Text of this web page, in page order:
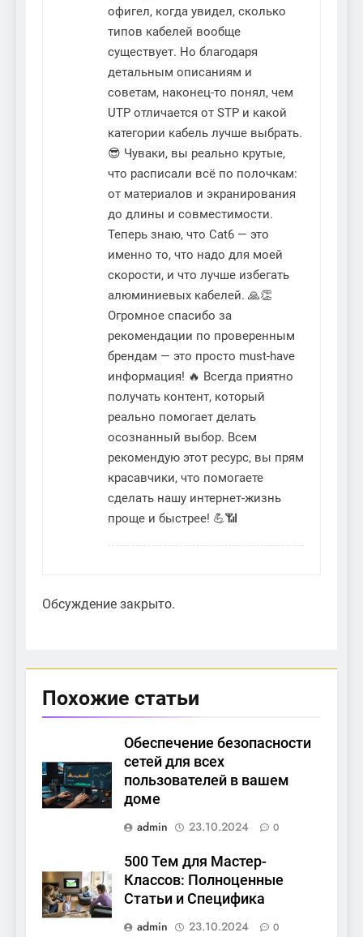
офигел, когда увидел, сколько
типов кабелей вообще
существует. Но благодаря
детальным описаниям и
советам, наконец-то понял, чем
UTP отличается от STP и какой
категории кабель лучше выбрать.
😎 Чуваки, вы реально крутые,
что расписали всё по полочкам:
от материалов и экранирования
до длины и совместимости.
Теперь знаю, что Cat6 — это
именно то, что надо для моей
скорости, и что лучше избегать
алюминиевых кабелей. 🙏👏
Огромное спасибо за
рекомендации по проверенным
брендам — это просто must-have
информация! 🔥 Всегда приятно
получать контент, который
реально помогает делать
осознанный выбор. Всем
рекомендую этот ресурс, вы прям
красавчики, что помогаете
сделать нашу интернет-жизнь
проще и быстрее! 💪📶
Обсуждение закрыто.
Похожие статьи
Обеспечение безопасности
сетей для всех
пользователей в вашем
доме
admin
23.10.2024 0
500 Тем для Мастер-
Классов: Полноценные
Статьи и Специфика
admin
23.10.2024 0